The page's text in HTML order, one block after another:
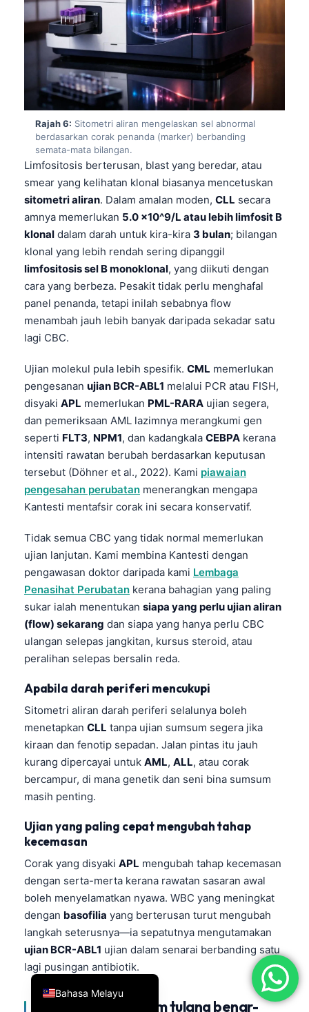
Rajah 6: Sitometri aliran mengelaskan sel abnormal
berdasarkan corak penanda (marker) berbanding
semata-mata bilangan.
Limfositosis berterusan, blast yang beredar, atau
smear yang kelihatan klonal biasanya mencetuskan
sitometri aliran. Dalam amalan moden, CLL secara
amnya memerlukan 5.0 x10^9/L atau lebih limfosit B
klonal dalam darah untuk kira-kira 3 bulan; bilangan
klonal yang lebih rendah sering dipanggil
limfositosis sel B monoklonal, yang diikuti dengan
cara yang berbeza. Pesakit tidak perlu menghafal
panel penanda, tetapi inilah sebabnya flow
menambah jauh lebih banyak daripada sekadar satu
lagi CBC.
Ujian molekul pula lebih spesifik. CML memerlukan
pengesanan ujian BCR-ABL1 melalui PCR atau FISH,
disyaki APL memerlukan PML-RARA ujian segera,
dan pemeriksaan AML lazimnya merangkumi gen
seperti FLT3, NPM1, dan kadangkala CEBPA kerana
intensiti rawatan berubah berdasarkan keputusan
tersebut (Döhner et al., 2022). Kami piawaian
pengesahan perubatan menerangkan mengapa
Kantesti mentafsir corak ini secara konservatif.
Tidak semua CBC yang tidak normal memerlukan
ujian lanjutan. Kami membina Kantesti dengan
pengawasan doktor daripada kami Lembaga
Penasihat Perubatan kerana bahagian yang paling
sukar ialah menentukan siapa yang perlu ujian aliran
(flow) sekarang dan siapa yang hanya perlu CBC
ulangan selepas jangkitan, kursus steroid, atau
peralihan selepas bersalin reda.
Apabila darah periferi mencukupi
Sitometri aliran darah periferi selalunya boleh
menetapkan CLL tanpa ujian sumsum segera jika
kiraan dan fenotip sepadan. Jalan pintas itu jauh
kurang dipercayai untuk AML, ALL, atau corak
bercampur, di mana genetik dan seni bina sumsum
masih penting.
Ujian yang paling cepat mengubah tahap
kecemasan
Corak yang disyaki APL mengubah tahap kecemasan
dengan serta-merta kerana rawatan sasaran awal
boleh menyelamatkan nyawa. WBC yang meningkat
dengan basofilia yang berterusan turut mengubah
langkah seterusnya—ia sepatutnya mengutamakan
ujian BCR-ABL1 ujian dalam senarai berbanding satu
lagi pusingan antibiotik.
Bilakah ujian sumsum tulang benar-
Bahasa Melayu
English
Deutsch
Français
עִבְרִית
Español
Ελληνικά
Türkçe
Română
Nederlands
हिन्दी
Bahasa Indonesia
Հայերեն
Íslenska
Српски језик
Svenska
Bosanski
Azərbaycan dili
Eesti
日本語
Русский
Lietuvių kalba
Polski
한국어
Slovenščina
Magyar
Shqip
বাংলা
اردو
मराठी
తెలుగు
தமிழ்
ગુજરાતી
ಕನ್ನಡ
മലയാളം